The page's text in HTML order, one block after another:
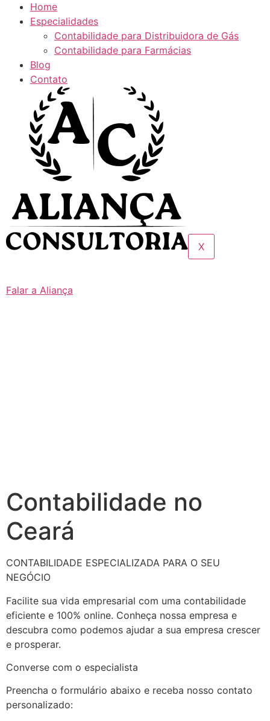
Home
Especialidades
Contabilidade para Distribuidora de Gás
Contabilidade para Farmácias
Blog
Contato
X
Falar a Aliança
Contabilidade no
Ceará
CONTABILIDADE ESPECIALIZADA PARA O SEU
NEGÓCIO
Facilite sua vida empresarial com uma contabilidade
eficiente e 100% online. Conheça nossa empresa e
descubra como podemos ajudar a sua empresa crescer
e prosperar.
Converse com o especialista
Preencha o formulário abaixo e receba nosso contato
personalizado: